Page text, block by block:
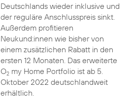
Deutschlands wieder inklusive und
der reguläre Anschlusspreis sinkt.
Außerdem profitieren
Neukund:innen wie bisher von
einem zusätzlichen Rabatt in den
ersten 12 Monaten. Das erweiterte
O2my Home Portfolio ist ab 5.
Oktober 2022 deutschlandweit
erhältlich.